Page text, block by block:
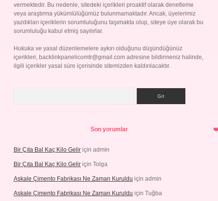
vermektedir. Bu nedenle, sitedeki içerikleri proaktif olarak denetleme
veya araştırma yükümlülüğümüz bulunmamaktadır. Ancak, üyelerimiz
yazdıkları içeriklerin sorumluluğunu taşımakta olup, siteye üye olarak bu
sorumluluğu kabul etmiş sayılırlar.
Hukuka ve yasal düzenlemelere aykırı olduğunu düşündüğünüz
içerikleri, backlinkpanelicomtr@gmail.com adresine bildirmeniz halinde,
ilgili içerikler yasal süre içerisinde sitemizden kaldırılacaktır.
Son yorumlar
Bir Çıta Bal Kaç Kilo Gelir için admin
Bir Çıta Bal Kaç Kilo Gelir için Tolga
Aşkale Çimento Fabrikası Ne Zaman Kuruldu için admin
Aşkale Çimento Fabrikası Ne Zaman Kuruldu için Tuğba